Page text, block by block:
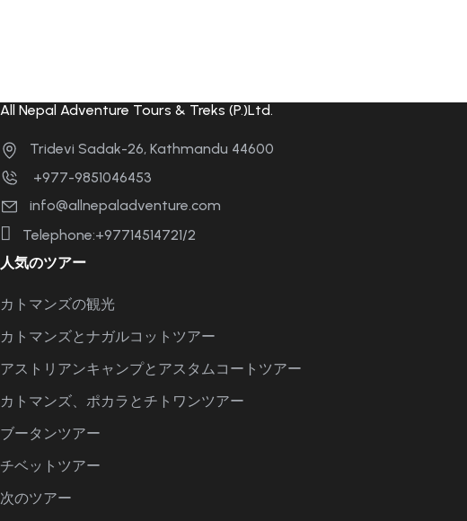
All Nepal Adventure Tours & Treks (P.)Ltd.
Tridevi Sadak-26, Kathmandu 44600
+977-9851046453
info@allnepaladventure.com
Telephone:+97714514721/2
人気のツアー
カトマンズの観光
カトマンズとナガルコットツアー
アストリアンキャンプとアスタムコートツアー
カトマンズ、ポカラとチトワンツアー
ブータンツアー
チベットツアー
次のツアー